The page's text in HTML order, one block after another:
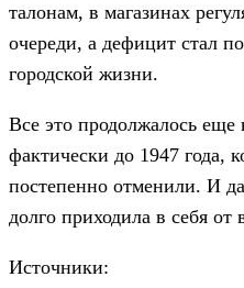
талонам, в магазинах
очереди, а дефицит стал
городской жизни.
Все это продолжалось еще
фактически до 1947 года,
постепенно отменили. И
долго приходила в себя от
Источники: